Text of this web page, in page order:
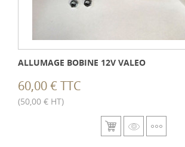
ALLUMAGE BOBINE 12V VALEO
60,00 € TTC
(50,00 € HT)